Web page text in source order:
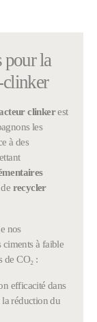
pour la
clinker
clinkerest
les
à des
recycler
nos
ciments à faible
de CO₂ :
efficacité dans
la réduction du